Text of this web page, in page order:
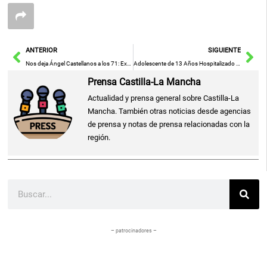
AntANTERIOR
Nos deja Ángel Castellanos a los 71: Exestrella del Valencia y Granada cierra su último partido en la vida
SIGUIENTE
Adolescente de 13 Años Hospitalizado en Guadalajara al Quedar su Brazo Atrapado en Cosechadora
Prensa Castilla-La Mancha
Actualidad y prensa general sobre Castilla-La
Mancha. También otras noticias desde agencias
de prensa y notas de prensa relacionadas con la
región.
– patrocinadores –